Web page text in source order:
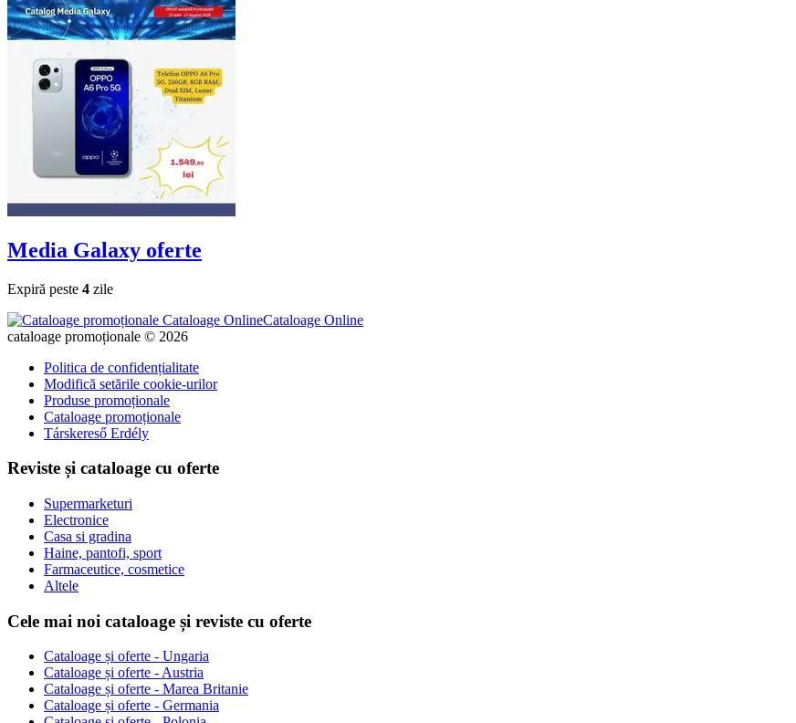
Media Galaxy oferte
Expiră peste 4 zile
Cataloage Online
cataloage promoționale © 2026
Politica de confidențialitate
Modifică setările cookie-urilor
Produse promoționale
Cataloage promoționale
Társkereső Erdély
Reviste și cataloage cu oferte
Supermarketuri
Electronice
Casa si gradina
Haine, pantofi, sport
Farmaceutice, cosmetice
Altele
Cele mai noi cataloage și reviste cu oferte
Cataloage și oferte - Ungaria
Cataloage și oferte - Austria
Cataloage și oferte - Marea Britanie
Cataloage și oferte - Germania